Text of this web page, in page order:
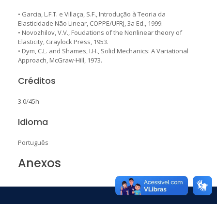
• Garcia, L.F.T. e Villaça, S.F., Introdução à Teoria da
Elasticidade Não Linear, COPPE/UFRJ, 3a Ed., 1999.
• Novozhilov, V.V., Foudations of the Nonlinear theory of
Elasticity, Graylock Press, 1953.
• Dym, C.L. and Shames, I.H., Solid Mechanics: A Variational
Approach, McGraw-Hill, 1973.
Créditos
3.0/45h
Idioma
Português
Anexos